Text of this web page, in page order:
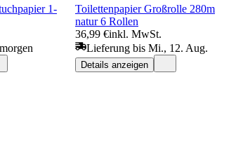
1-
Toilettenpapier Großrolle 280m
natur 6 Rollen
36,99 €inkl. MwSt.
Lieferung bis Mi., 12. Aug.
Details anzeigen